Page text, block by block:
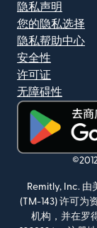
隐私声明
您的隐私选择
隐私帮助中心
安全性
许可证
无障碍性
（在新窗口中
Remitly, Inc.
(TM-143) 许可为
机构，并在罗